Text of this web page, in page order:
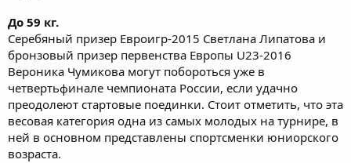
До 59 кг.
Серебяный призер Евроигр-2015 Светлана Липатова и
бронзовый призер первенства Европы U23-2016
Вероника Чумикова могут побороться уже в
четвертьфинале чемпионата России, если удачно
преодолеют стартовые поединки. Стоит отметить, что эта
весовая категория одна из самых молодых на турнире, в
ней в основном представлены спортсменки юниорского
возраста.